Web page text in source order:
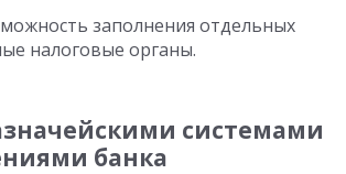
заполнения отдельных
налоговые органы.
системами
банка